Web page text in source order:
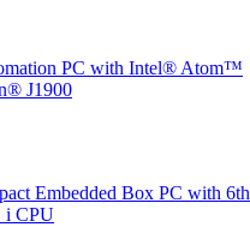
PC with Intel® Atom™
J1900
Embedded Box PC with
CPU